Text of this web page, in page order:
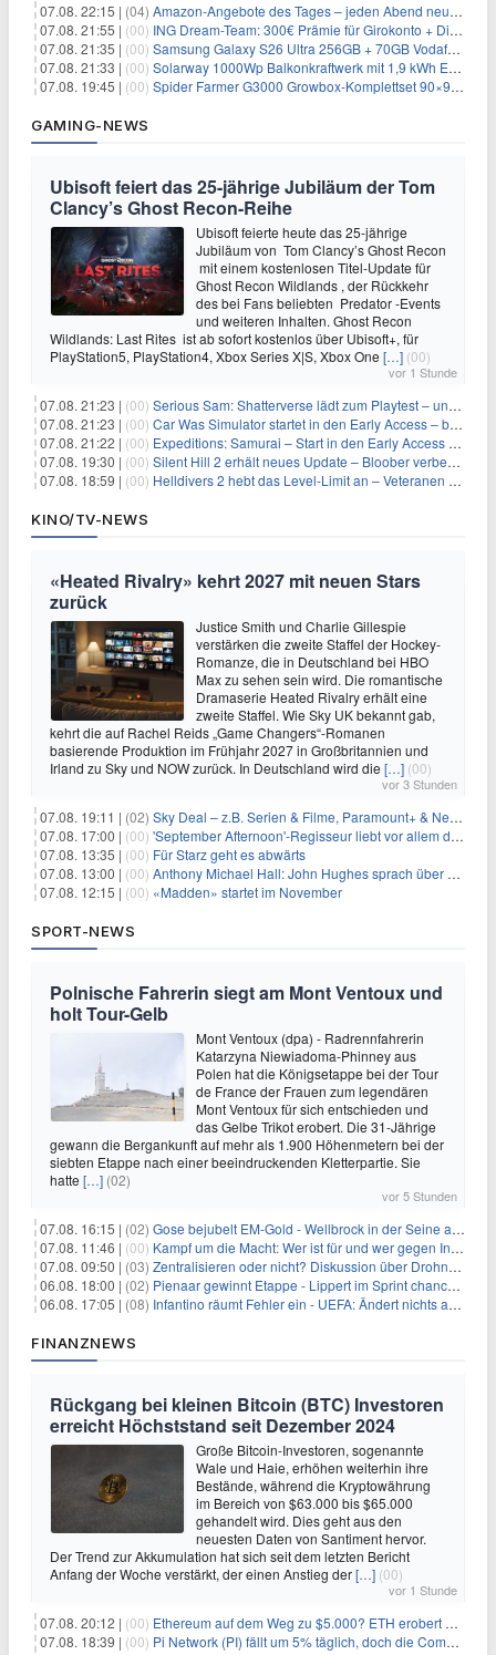
07.08. 22:15 | (04) Amazon-Angebote des Tages – jeden Abend neue Deals zum Stöbern
07.08. 21:55 | (00) ING Dream-Team: 300€ Prämie für Girokonto + Direkt-Depot
07.08. 21:35 | (00) Samsung Galaxy S26 Ultra 256GB + 70GB Vodafone-Netz für 34,99€/Monat (effektiv 4,74€/Monat)
07.08. 21:33 | (00) Solarway 1000Wp Balkonkraftwerk mit 1,9 kWh EcoFlow-Speicher für 719€ + 30€ Filial-Gutschein
07.08. 19:45 | (00) Spider Farmer G3000 Growbox-Komplettset 90×90×180 cm für 379,99€
GAMING-NEWS
Ubisoft feiert das 25-jährige Jubiläum der Tom
Clancy’s Ghost Recon-Reihe
Ubisoft feierte heute das 25-jährige
Jubiläum von Tom Clancy’s Ghost Recon
mit einem kostenlosen Titel-Update für
Ghost Recon Wildlands , der Rückkehr
des bei Fans beliebten Predator -Events
und weiteren Inhalten. Ghost Recon
Wildlands: Last Rites ist ab sofort kostenlos über Ubisoft+, für
PlayStation5, PlayStation4, Xbox Series X|S, Xbox One […] (00)
vor 1 Stunde
07.08. 21:23 | (00) Serious Sam: Shatterverse lädt zum Playtest – und erscheint schon bald!
07.08. 21:23 | (00) Car Was Simulator startet in den Early Access – bald gehts los!
07.08. 21:22 | (00) Expeditions: Samurai – Start in den Early Access ab heute im feudalen Japan
07.08. 19:30 | (00) Silent Hill 2 erhält neues Update – Bloober verbessert Grafik und Performance
07.08. 18:59 | (00) Helldivers 2 hebt das Level-Limit an – Veteranen können endlich weiter aufsteigen
KINO/TV-NEWS
«Heated Rivalry» kehrt 2027 mit neuen Stars
zurück
Justice Smith und Charlie Gillespie
verstärken die zweite Staffel der Hockey-
Romanze, die in Deutschland bei HBO
Max zu sehen sein wird. Die romantische
Dramaserie Heated Rivalry erhält eine
zweite Staffel. Wie Sky UK bekannt gab,
kehrt die auf Rachel Reids „Game Changers“-Romanen
basierende Produktion im Frühjahr 2027 in Großbritannien und
Irland zu Sky und NOW zurück. In Deutschland wird die […] (00)
vor 3 Stunden
07.08. 19:11 | (02) Sky Deal – z.B. Serien & Filme, Paramount+ & Netflix für 19,99€/Monat
07.08. 17:00 | (00) 'September Afternoon'-Regisseur liebt vor allem die 'Banalität' in seinen Filmen
07.08. 13:35 | (00) Für Starz geht es abwärts
07.08. 13:00 | (00) Anthony Michael Hall: John Hughes sprach über eine Fortsetzung von 'The Breakfast Club'
07.08. 12:15 | (00) «Madden» startet im November
SPORT-NEWS
Polnische Fahrerin siegt am Mont Ventoux und
holt Tour-Gelb
Mont Ventoux (dpa) - Radrennfahrerin
Katarzyna Niewiadoma-Phinney aus
Polen hat die Königsetappe bei der Tour
de France der Frauen zum legendären
Mont Ventoux für sich entschieden und
das Gelbe Trikot erobert. Die 31-Jährige
gewann die Bergankunft auf mehr als 1.900 Höhenmetern bei der
siebten Etappe nach einer beeindruckenden Kletterpartie. Sie
hatte […] (02)
vor 5 Stunden
07.08. 16:15 | (02) Gose bejubelt EM-Gold - Wellbrock in der Seine ausgebremst
07.08. 11:46 | (00) Kampf um die Macht: Wer ist für und wer gegen Infantino?
07.08. 09:50 | (03) Zentralisieren oder nicht? Diskussion über Drohnenabwehr
06.08. 18:00 | (02) Pienaar gewinnt Etappe - Lippert im Sprint chancenlos
06.08. 17:05 | (08) Infantino räumt Fehler ein - UEFA: Ändert nichts an Boykott
FINANZNEWS
Rückgang bei kleinen Bitcoin (BTC) Investoren
erreicht Höchststand seit Dezember 2024
Große Bitcoin-Investoren, sogenannte
Wale und Haie, erhöhen weiterhin ihre
Bestände, während die Kryptowährung
im Bereich von $63.000 bis $65.000
gehandelt wird. Dies geht aus den
neuesten Daten von Santiment hervor.
Der Trend zur Akkumulation hat sich seit dem letzten Bericht
Anfang der Woche verstärkt, der einen Anstieg der[…] (00)
vor 1 Stunde
07.08. 20:12 | (00) Ethereum auf dem Weg zu $5.000? ETH erobert wichtige Marke zurück, während Institutionen weiter akkumulieren
07.08. 18:39 | (00) Pi Network (PI) fällt um 5% täglich, doch die Community bleibt optimistisch